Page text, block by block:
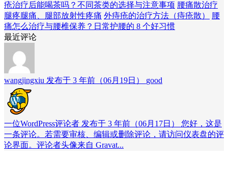
疮治疗后能喝茶吗？不同茶类的选择与注意事项 腰痛散治疗
腿疼腿痛、腿部放射性疼痛 外痔疮的治疗方法（痔疮散）
腰
痛怎么治疗与腰椎保养？日常护腰的 8 个好习惯
最近评论
wangjingxiu 发布于 3 年前（06月19日） good
一位WordPress评论者 发布于 3 年前（06月17日）
您好，这是
一条评论。若需要审核、编辑或删除评论，请访问仪表盘的评
论界面。评论者头像来自 Gravat...